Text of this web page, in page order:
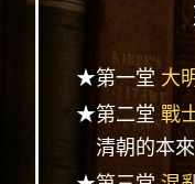
★第一堂 大
★第二堂 戰
清朝的本